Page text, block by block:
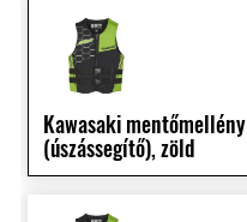
Kawasaki mentőmellény
(úszássegítő), zöld